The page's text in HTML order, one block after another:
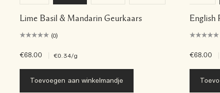
Lime Basil & Mandarin Geurkaars
(0)
€68.00 €0.34/g
Toevoegen aan winkelmandje
English
€68.00